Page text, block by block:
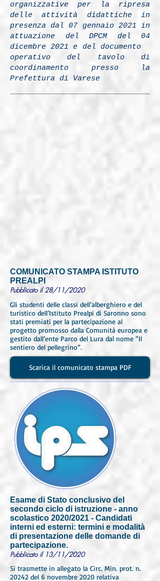
organizzative per la ripresa
delle attività didattiche in
presenza dal 07 gennaio 2021 in
attuazione del DPCM del 04
dicembre 2021 e del documento
operativo del tavolo di
coordinamento presso la
Prefettura di Varese
COMUNICATO STAMPA ISTITUTO
PREALPI
Pubblicato il 28/11/2020
Gli studenti delle classi dell’alberghiero e del
turistico dell’Istituto Prealpi di Saronno sono
stati premiati per la partecipazione al
progetto promosso dalla Comunità europea e
gestito dall’ente Parco del Lura dal nome “Il
sentiero del pellegrino”.
Scarica il comunicato stampa PDF
Esame di Stato conclusivo del
secondo ciclo di istruzione - anno
scolastico 2020/2021 - Candidati
interni ed esterni: termini e modalità
di presentazione delle domande di
partecipazione.
Pubblicato il 13/11/2020
Si trasmette in allegato la Circ. Min. prot. n.
20242 del 6 novembre 2020 relativa